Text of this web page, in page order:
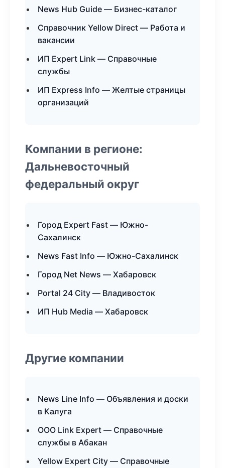
News Hub Guide — Бизнес-каталог
Справочник Yellow Direct — Работа и
вакансии
ИП Expert Link — Справочные
службы
ИП Express Info — Желтые страницы
организаций
Компании в регионе:
Дальневосточный
федеральный округ
Город Expert Fast — Южно-
Сахалинск
News Fast Info — Южно-Сахалинск
Город Net News — Хабаровск
Portal 24 City — Владивосток
ИП Hub Media — Хабаровск
Другие компании
News Line Info — Объявления и доски
в Калуга
ООО Link Expert — Справочные
службы в Абакан
Yellow Expert City — Справочные